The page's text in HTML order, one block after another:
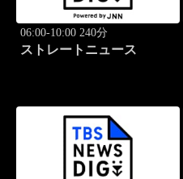
06:00-10:00 240分
ストレートニュース